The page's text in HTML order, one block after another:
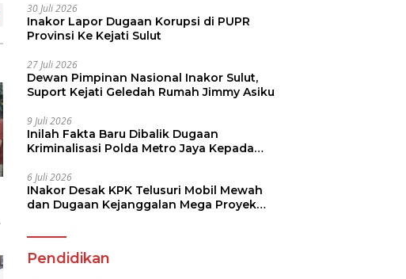
30 Juli 2026
Inakor Lapor Dugaan Korupsi di PUPR
Provinsi Ke Kejati Sulut
27 Juli 2026
Dewan Pimpinan Nasional Inakor Sulut,
Suport Kejati Geledah Rumah Jimmy Asiku
9 Juli 2026
Inilah Fakta Baru Dibalik Dugaan
Kriminalisasi Polda Metro Jaya Kepada
6 Juli 2026
INakor Desak KPK Telusuri Mobil Mewah
dan Dugaan Kejanggalan Mega Proyek
Pendidikan